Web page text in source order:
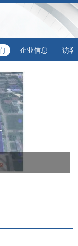
企业信息 访客